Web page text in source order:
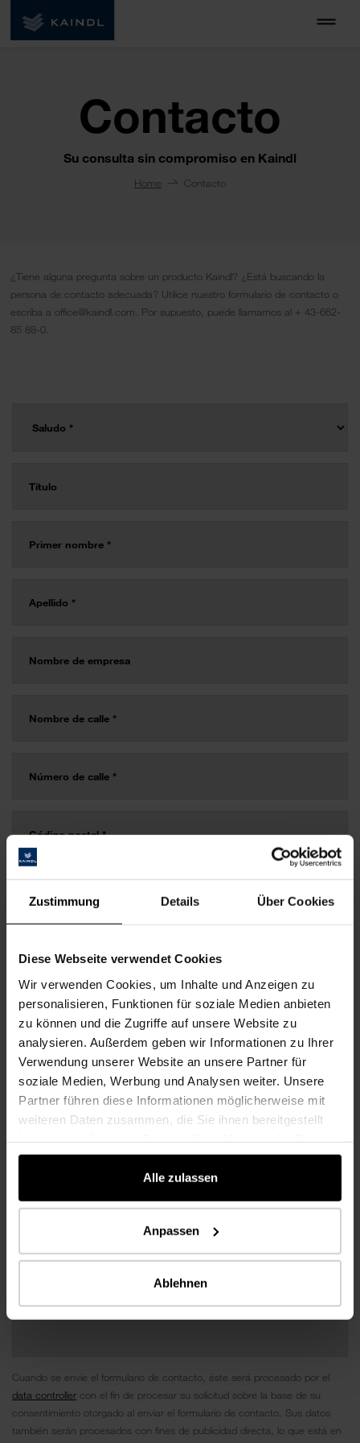
Zustimmung Details Über Cookies
Diese Webseite verwendet Cookies
Wir verwenden Cookies, um Inhalte und Anzeigen zu
personalisieren, Funktionen für soziale Medien anbieten
zu können und die Zugriffe auf unsere Website zu
analysieren. Außerdem geben wir Informationen zu Ihrer
Verwendung unserer Website an unsere Partner für
soziale Medien, Werbung und Analysen weiter. Unsere
Partner führen diese Informationen möglicherweise mit
weiteren Daten zusammen, die Sie ihnen bereitgestellt
gesammelt haben.
Alle zulassen
Anpassen
Ablehnen
Contacto
Su consulta sin compromiso en Kaindl
Home Contacto
¿Tiene alguna pregunta sobre un producto Kaindl? ¿Está buscando la
persona de contacto adecuada? Utilice nuestro formulario de contacto o
escriba a office@kaindl.com. Por supuesto, puede llamarnos al + 43-662-
85 88-0.
Cuando se envíe el formulario de contacto, éste será procesado por el
data controller con el fin de procesar su solicitud sobre la base de su
consentimiento otorgado al enviar el formulario de contacto. Sus datos
también serán procesados ​​con fines de publicidad directa, lo que está en